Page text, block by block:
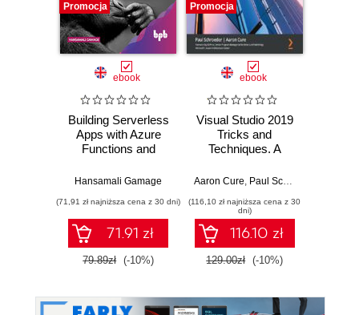
Promocja
ebook
Building Serverless
Apps with Azure
Functions and
Hansamali Gamage
(71,91 zł najniższa cena z 30 dni)
71.91 zł
79.89zł (-10%)
Promocja
ebook
Visual Studio 2019
Tricks and
Techniques. A
to writing better
maximizing
productivity
Aaron Cure, Paul Schroeder
(116,10 zł najniższa cena z 30
dni)
116.10 zł
129.00zł (-10%)